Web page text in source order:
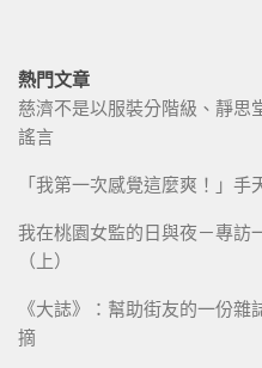
熱門文章
慈濟不是以服裝分階級、靜思
謠言
「我第一次感覺這麼爽！」
我在桃園女監的日與夜－專訪
（上）
《大誌》：幫助街友的一份
摘